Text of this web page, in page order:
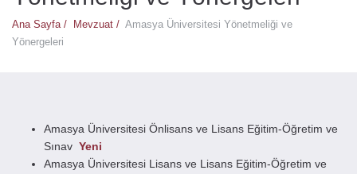
Ana Sayfa / Mevzuat / Amasya Üniversitesi Yönetmeliği ve
Yönergeleri
Amasya Üniversitesi Önlisans ve Lisans Eğitim-Öğretim ve
Sınav Yeni
Amasya Üniversitesi Lisans ve Lisans Eğitim-Öğretim ve